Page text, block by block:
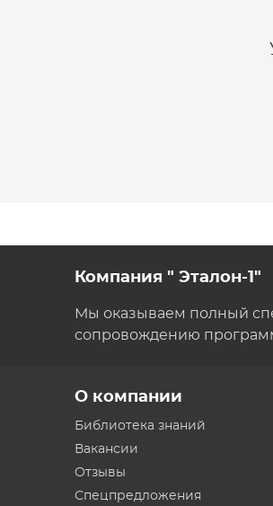
Компания " Эталон-1"
Мы оказываем полный
сопровождению
О компании
Библиотека знаний
Вакансии
Отзывы
Спецпредложения